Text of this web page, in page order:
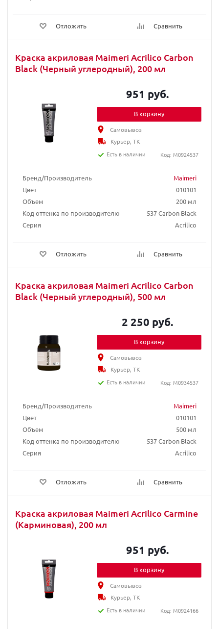
Отложить Сравнить
Краска акриловая Maimeri Acrilico Carbon
Black (Черный углеродный), 200 мл
Бренд/Производитель
Maimeri
Цвет
010101
Объем
200 мл
Код оттенка по производителю
537 Carbon Black
Серия
Acrilico
Отложить Сравнить
951 руб.
В корзину
Самовывоз
Курьер, ТК
Есть в наличии
Код: M0924537
Краска акриловая Maimeri Acrilico Carbon
Black (Черный углеродный), 500 мл
Бренд/Производитель
Maimeri
Цвет
010101
Объем
500 мл
Код оттенка по производителю
537 Carbon Black
Серия
Acrilico
Отложить Сравнить
2 250 руб.
В корзину
Самовывоз
Курьер, ТК
Есть в наличии
Код: M0934537
Краска акриловая Maimeri Acrilico Carmine
(Карминовая), 200 мл
951 руб.
В корзину
Самовывоз
Курьер, ТК
Есть в наличии
Код: M0924166